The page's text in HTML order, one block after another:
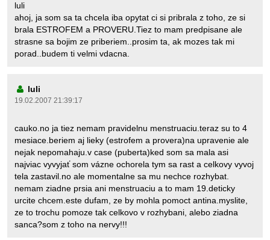
luli
ahoj, ja som sa ta chcela iba opytat ci si pribrala z toho, ze si
brala ESTROFEM a PROVERU.Tiez to mam predpisane ale
strasne sa bojim ze priberiem..prosim ta, ak mozes tak mi
porad..budem ti velmi vdacna.
luli
19.02.2007 21:39:17
cauko.no ja tiez nemam pravidelnu menstruaciu.teraz su to 4
mesiace.beriem aj lieky (estrofem a provera)na upravenie ale
nejak nepomahaju.v case (puberta)ked som sa mala asi
najviac vyvyjať som vázne ochorela tym sa rast a celkovy vyvoj
tela zastavil.no ale momentalne sa mu nechce rozhybat.
nemam ziadne prsia ani menstruaciu a to mam 19.deticky
urcite chcem.este dufam, ze by mohla pomoct antina.myslite,
ze to trochu pomoze tak celkovo v rozhybani, alebo ziadna
sanca?som z toho na nervy!!!